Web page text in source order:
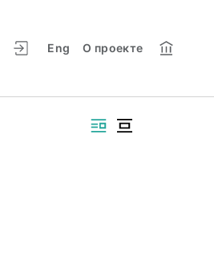
Eng О проекте